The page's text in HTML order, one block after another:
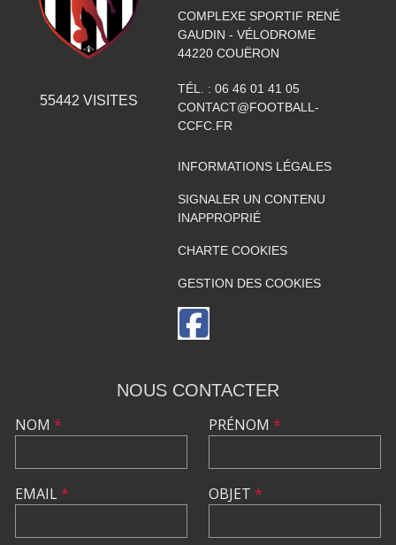
55442 VISITES
COMPLEXE SPORTIF RENÉ
GAUDIN - VÉLODROME
44220 COUËRON
TÉL. : 06 46 01 41 05
CONTACT@FOOTBALL-
CCFC.FR
INFORMATIONS LÉGALES
SIGNALER UN CONTENU
INAPPROPRIÉ
CHARTE COOKIES
GESTION DES COOKIES
NOUS CONTACTER
NOM *
EMAIL*
PRÉNOM *
OBJET *